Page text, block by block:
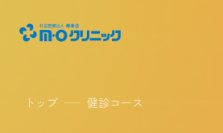
トップ 健診コース